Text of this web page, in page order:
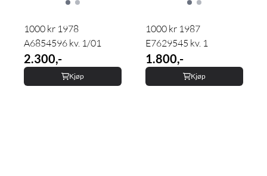
1000 kr 1978
A6854596 kv. 1/01
2.300,-
Kjøp
1000 kr 1987
E7629545 kv. 1
1.800,-
Kjøp